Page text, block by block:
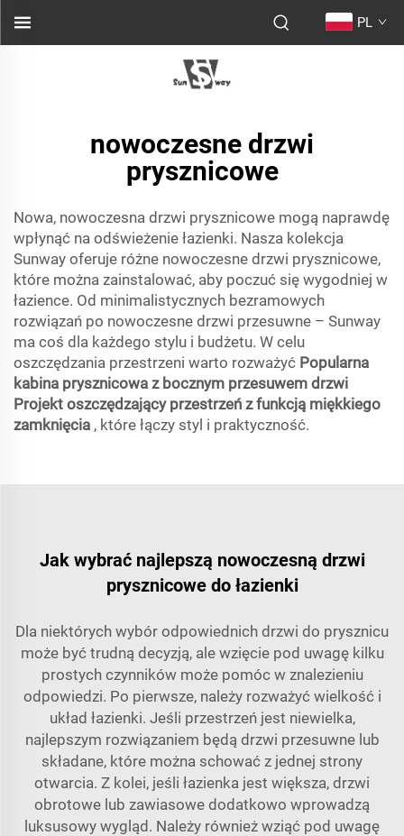
PL
nowoczesne drzwi
prysznicowe
Nowa, nowoczesna drzwi prysznicowe mogą naprawdę
wpłynąć na odświeżenie łazienki. Nasza kolekcja
Sunway oferuje różne nowoczesne drzwi prysznicowe,
które można zainstalować, aby poczuć się wygodniej w
łazience. Od minimalistycznych bezramowych
rozwiązań po nowoczesne drzwi przesuwne – Sunway
ma coś dla każdego stylu i budżetu. W celu
oszczędzania przestrzeni warto rozważyć Popularna
kabina prysznicowa z bocznym przesuwem drzwi
Projekt oszczędzający przestrzeń z funkcją miękkiego
zamknięcia , które łączy styl i praktyczność.
Jak wybrać najlepszą nowoczesną drzwi
prysznicowe do łazienki
Dla niektórych wybór odpowiednich drzwi do prysznicu
może być trudną decyzją, ale wzięcie pod uwagę kilku
prostych czynników może pomóc w znalezieniu
odpowiedzi. Po pierwsze, należy rozważyć wielkość i
układ łazienki. Jeśli przestrzeń jest niewielka,
najlepszym rozwiązaniem będą drzwi przesuwne lub
składane, które można schować z jednej strony
otwarcia. Z kolei, jeśli łazienka jest większa, drzwi
obrotowe lub zawiasowe dodatkowo wprowadzą
luksusowy wygląd. Należy również wziąć pod uwagę